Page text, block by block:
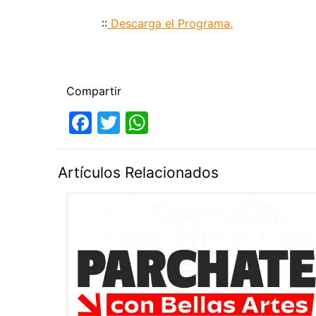
:: Descarga el Programa.
Compartir
Facebook
Twitter
WhatsApp
Artículos Relacionados